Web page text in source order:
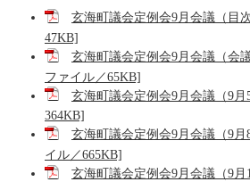
玄海町議会定例会9月会議（目
47KB]
玄海町議会定例会9月会議（会
ファイル／65KB]
玄海町議会定例会9月会議（9
364KB]
玄海町議会定例会9月会議（9
イル／665KB]
玄海町議会定例会9月会議（9月